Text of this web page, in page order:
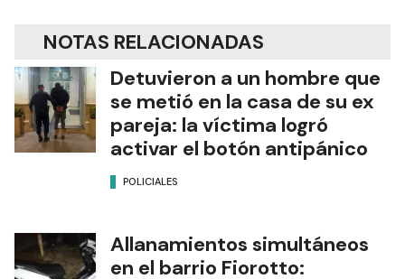
NOTAS RELACIONADAS
Detuvieron a un hombre que
se metió en la casa de su ex
pareja: la víctima logró
activar el botón antipánico
POLICIALES
Allanamientos simultáneos
en el barrio Fiorotto: